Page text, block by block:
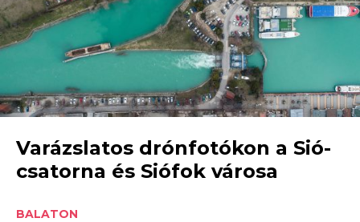
Varázslatos drónfotókon a Sió-
csatorna és Siófok városa
BALATON